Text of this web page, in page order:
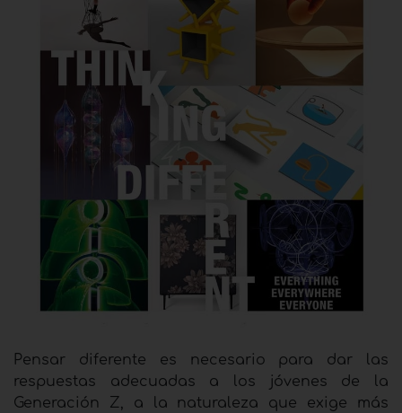
Pensar diferente es necesario para dar las
respuestas adecuadas a los jóvenes de la
Generación Z, a la naturaleza que exige más